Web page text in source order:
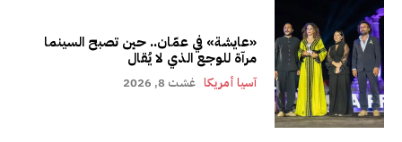
«عايشة» في عمّان.. حين تصبح السينما
مرآة للوجع الذي لا يُقال
آسيا أمريكا غشت 8, 2026